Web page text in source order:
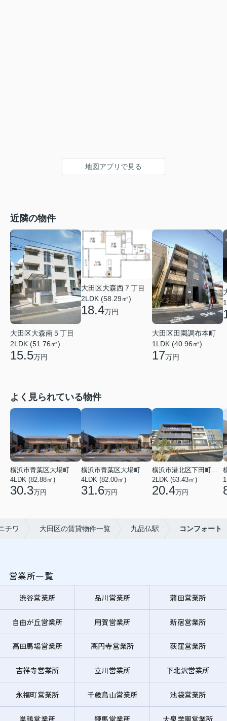
地図アプリで見る
近隣の物件
大田区大森南５丁目
2LDK (51.76㎡)
15.5万円
大田区大森西７丁目
2LDK (58.29㎡)
18.4万円
大田区田園調布本町
1LDK (40.96㎡)
17万円
よく見られている物件
横浜市青葉区大場町
4LDK (82.88㎡)
30.3万円
横浜市青葉区大場町
4LDK (82.00㎡)
31.6万円
横浜市港北区下田町２丁目
2LDK (63.43㎡)
20.4万円
チワ 大田区の賃貸物件一覧 九品仏駅 コンフォート
営業所一覧
渋谷営業所 品川営業所 蒲田営業所
自由が丘営業所 用賀営業所 新宿営業所
高田馬場営業所 高円寺営業所 荻窪営業所
吉祥寺営業所 立川営業所 下北沢営業所
永福町営業所 千歳烏山営業所 池袋営業所
巣鴨営業所 練馬営業所 大泉学園営業所